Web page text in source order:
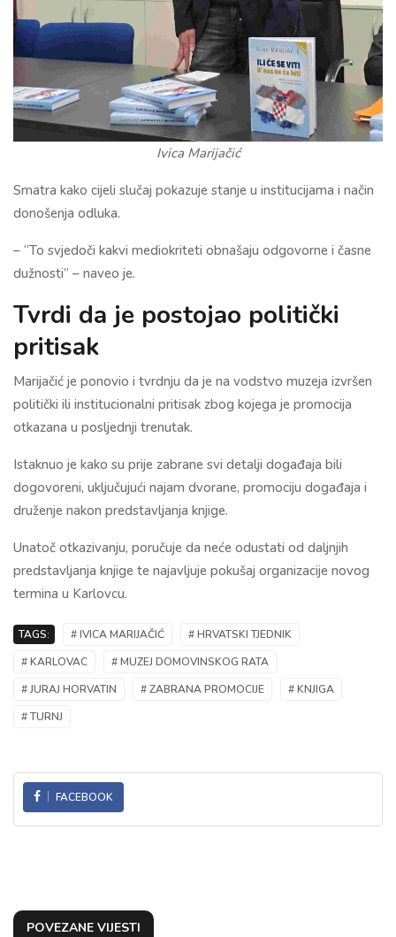
Ivica Marijačić
Smatra kako cijeli slučaj pokazuje stanje u institucijama i način
donošenja odluka.
– “To svjedoči kakvi mediokriteti obnašaju odgovorne i časne
dužnosti” – naveo je.
Tvrdi da je postojao politički
pritisak
Marijačić je ponovio i tvrdnju da je na vodstvo muzeja izvršen
politički ili institucionalni pritisak zbog kojega je promocija
otkazana u posljednji trenutak.
Istaknuo je kako su prije zabrane svi detalji događaja bili
dogovoreni, uključujući najam dvorane, promociju događaja i
druženje nakon predstavljanja knjige.
Unatoč otkazivanju, poručuje da neće odustati od daljnjih
predstavljanja knjige te najavljuje pokušaj organizacije novog
termina u Karlovcu.
TAGS: # IVICA MARIJAČIĆ
# HRVATSKI TJEDNIK
# KARLOVAC
# MUZEJ DOMOVINSKOG RATA
# JURAJ HORVATIN
# ZABRANA PROMOCIJE
# KNJIGA
# TURNJ
FACEBOOK
POVEZANE VIJESTI